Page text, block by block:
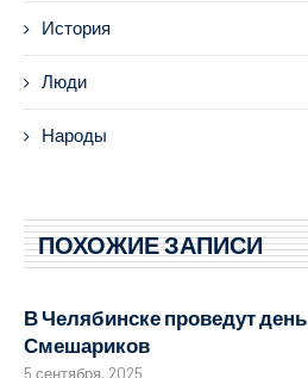
История
Люди
Народы
ПОХОЖИЕ ЗАПИСИ
В Челябинске проведут день
Смешариков
5 сентября, 2025